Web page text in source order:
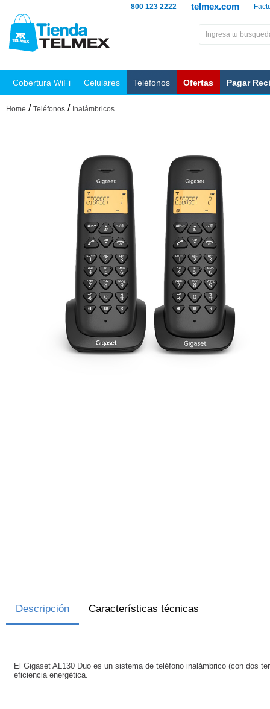
telmex.com
800 123 2222
Cobertura WiFi Celulares Teléfonos Ofertas Pagar
Home / Teléfonos / Inalámbricos
Descripción Características técnicas
El Gigaset AL130 Duo es un sistema de teléfono inalámbrico (con dos
eficiencia energética.